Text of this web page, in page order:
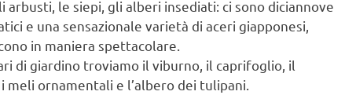
le siepi, gli alberi insediati: ci sono diciannove
e una sensazionale varietà di aceri giapponesi,
in maniera spettacolare.
di giardino troviamo il viburno, il caprifoglio, il
meli ornamentali e l’albero dei tulipani.